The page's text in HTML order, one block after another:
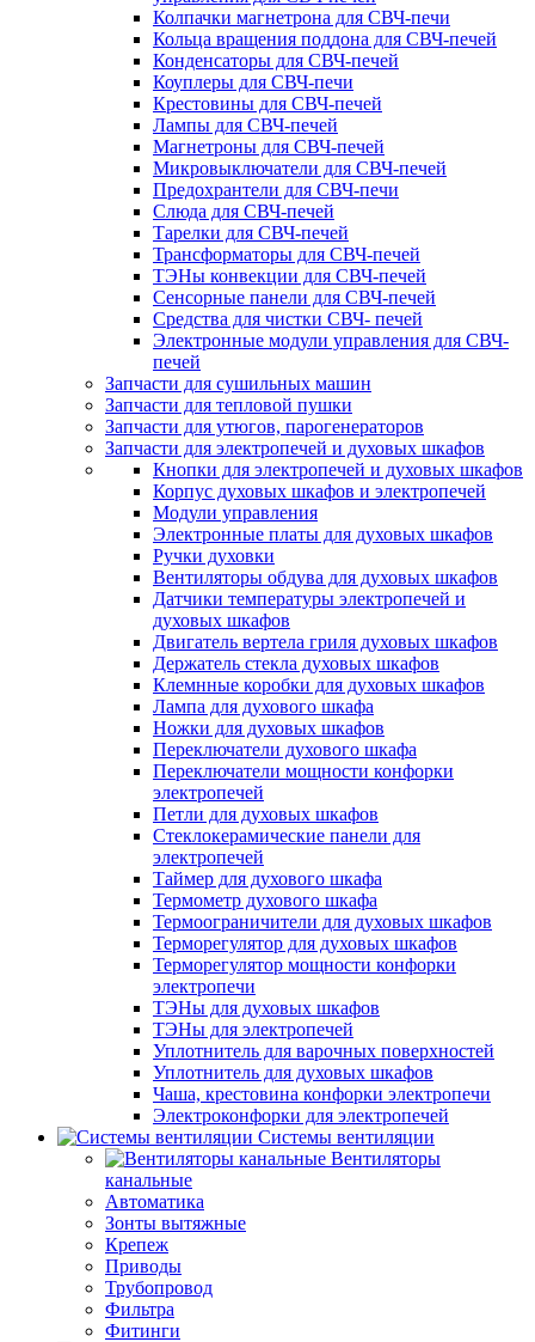
Колпачки магнетрона для СВЧ-печи
Кольца вращения поддона для СВЧ-печей
Конденсаторы для СВЧ-печей
Коуплеры для СВЧ-печи
Крестовины для СВЧ-печей
Лампы для СВЧ-печей
Магнетроны для СВЧ-печей
Микровыключатели для СВЧ-печей
Предохрантели для СВЧ-печи
Слюда для СВЧ-печей
Тарелки для СВЧ-печей
Трансформаторы для СВЧ-печей
ТЭНы конвекции для СВЧ-печей
Сенсорные панели для СВЧ-печей
Средства для чистки СВЧ- печей
Электронные модули управления для СВЧ-
печей
Запчасти для сушильных машин
Запчасти для тепловой пушки
Запчасти для утюгов, парогенераторов
Запчасти для электропечей и духовых шкафов
Кнопки для электропечей и духовых шкафов
Корпус духовых шкафов и электропечей
Модули управления
Электронные платы для духовых шкафов
Ручки духовки
Вентиляторы обдува для духовых шкафов
Датчики температуры электропечей и
духовых шкафов
Двигатель вертела гриля духовых шкафов
Держатель стекла духовых шкафов
Клемнные коробки для духовых шкафов
Лампа для духового шкафа
Ножки для духовых шкафов
Переключатели духового шкафа
Переключатели мощности конфорки
электропечей
Петли для духовых шкафов
Стеклокерамические панели для
электропечей
Таймер для духового шкафа
Термометр духового шкафа
Термоограничители для духовых шкафов
Терморегулятор для духовых шкафов
Терморегулятор мощности конфорки
электропечи
ТЭНы для духовых шкафов
ТЭНы для электропечей
Уплотнитель для варочных поверхностей
Уплотнитель для духовых шкафов
Чаша, крестовина конфорки электропечи
Электроконфорки для электропечей
Системы вентиляции
Вентиляторы
канальные
Автоматика
Зонты вытяжные
Крепеж
Приводы
Трубопровод
Фильтра
Фитинги